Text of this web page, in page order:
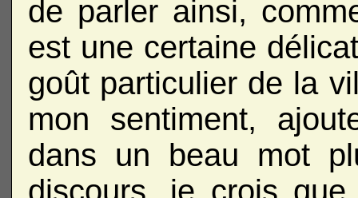
de parler ainsi,
est une certaine
goût particulier de la
mon sentiment,
dans un beau mot
discours, je crois